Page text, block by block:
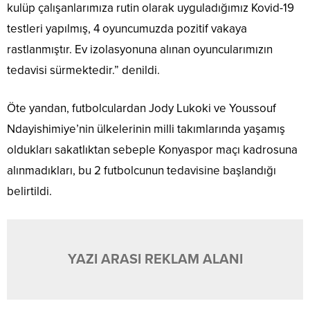
kulüp çalışanlarımıza rutin olarak uyguladığımız Kovid-19
testleri yapılmış, 4 oyuncumuzda pozitif vakaya
rastlanmıştır. Ev izolasyonuna alınan oyuncularımızın
tedavisi sürmektedir.” denildi.
Öte yandan, futbolculardan Jody Lukoki ve Youssouf
Ndayishimiye’nin ülkelerinin milli takımlarında yaşamış
oldukları sakatlıktan sebeple Konyaspor maçı kadrosuna
alınmadıkları, bu 2 futbolcunun tedavisine başlandığı
belirtildi.
YAZI ARASI REKLAM ALANI